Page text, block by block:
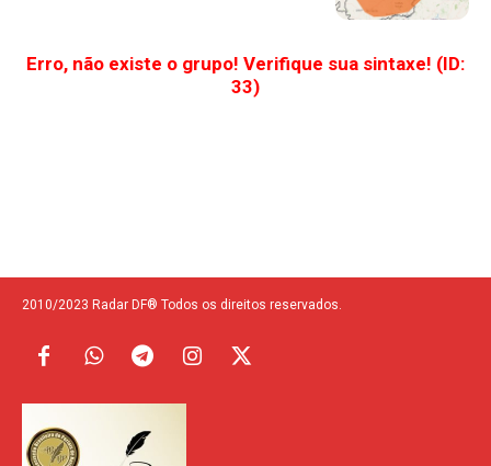
Erro, não existe o grupo! Verifique sua sintaxe! (ID:
33)
2010/2023 Radar DF® Todos os direitos reservados.